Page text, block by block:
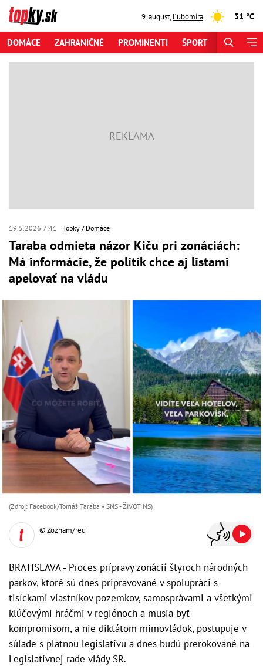
9. august,Ľubomíra 31 °C
DOMÁCE ZAHRANIČNÉ PROMINENTI ŠPORT
19.5.2026 7:41 Topky Domáce
Taraba odmieta názor Kiču pri zonáciách:
Má informácie, že politik chce aj listami
apelovať na vládu
(Zdroj: Facebook/Tomáš Taraba • SNS - ŽIVOT NS)
© Zoznam/red
BRATISLAVA - Proces prípravy zonácií štyroch národných
parkov, ktoré sú dnes pripravované v spolupráci s
tisíckami vlastníkov pozemkov, samosprávami a všetkými
kľúčovými hráčmi v regiónoch a musia byť
kompromisom, a nie diktátom mimovládok, postupuje v
súlade s platnou legislatívu a dnes budú prerokované na
Legislatívnej rade vlády SR.